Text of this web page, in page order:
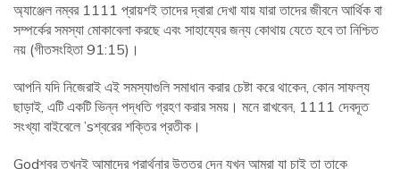
অ্যাঞ্জেল নম্বর 1111 প্রায়শই তাদের দ্বারা দেখা যায় যারা তাদের জীবনে আর্থিক বা
সম্পর্কের সমস্যা মোকাবেলা করছে এবং সাহায্যের জন্য কোথায় যেতে হবে তা নিশ্চিত
নয় (গীতসংহিতা 91:15)।
আপনি যদি নিজেরাই এই সমস্যাগুলি সমাধান করার চেষ্টা করে থাকেন, কোন সাফল্য
ছাড়াই, এটি একটি ভিন্ন পদ্ধতি গ্রহণ করার সময়। মনে রাখবেন, 1111 দেবদূত
সংখ্যা বাইবেলে ’sশ্বরের শক্তির প্রতীক।
Godশ্বর তখনই আমাদের প্রার্থনার উত্তর দেন যখন আমরা যা চাই তা তাকে